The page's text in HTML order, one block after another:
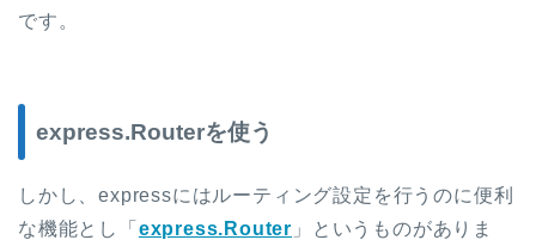
です。
express.Routerを使う
しかし、expressにはルーティング設定を行うのに便利
な機能とし「 express.Router 」というものがありま